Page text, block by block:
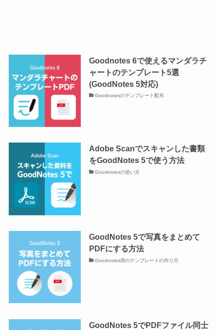
Goodnotes 6で使えるマンダラチ
ャートのテンプレート5選
(GoodNotes 5対応)
Goodnotesのテンプレート配布
Adobe Scanでスキャンした書類
をGoodNotes 5で使う方法
Goodnotesの使い方
GoodNotes 5で写真をまとめて
PDFにする方法
Goodnotes用のテンプレートの作り方
GoodNotes 5でPDFファイル同士